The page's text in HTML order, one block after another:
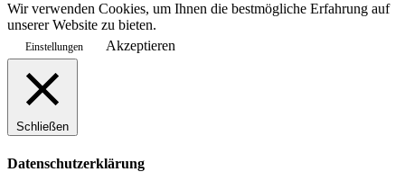
Wir verwenden Cookies, um Ihnen die bestmögliche Erfahrung auf
unserer Website zu bieten.
Einstellungen Akzeptieren
Schließen
Datenschutzerklärung